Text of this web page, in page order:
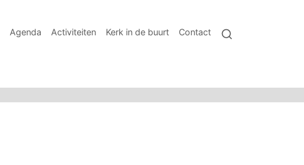
Agenda Activiteiten Kerk in de buurt Contact